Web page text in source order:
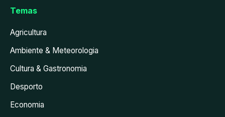
Temas
Agricultura
Ambiente & Meteorologia
Cultura & Gastronomia
Desporto
Economia